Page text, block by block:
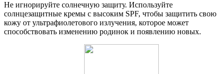
Не игнорируйте солнечную защиту. Используйте
солнцезащитные кремы с высоким SPF, чтобы защитить свою
кожу от ультрафиолетового излучения, которое может
способствовать изменению родинок и появлению новых.